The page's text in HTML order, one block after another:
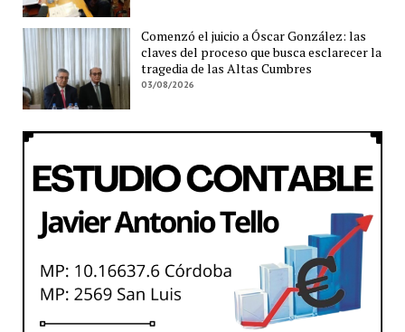
Comenzó el juicio a Óscar González: las
claves del proceso que busca esclarecer la
tragedia de las Altas Cumbres
03/08/2026